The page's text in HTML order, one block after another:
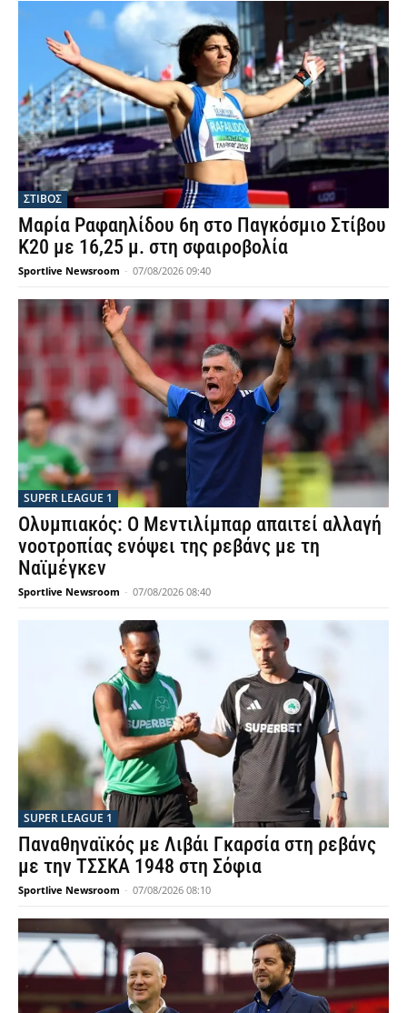
ΣΤΙΒΟΣ
Μαρία Ραφαηλίδου 6η στο Παγκόσμιο Στίβου
Κ20 με 16,25 μ. στη σφαιροβολία
Sportlive Newsroom - 07/08/2026 09:40
SUPER LEAGUE 1
Ολυμπιακός: Ο Μεντιλίμπαρ απαιτεί αλλαγή
νοοτροπίας ενόψει της ρεβάνς με τη
Ναϊμέγκεν
Sportlive Newsroom - 07/08/2026 08:40
SUPER LEAGUE 1
Παναθηναϊκός με Λιβάι Γκαρσία στη ρεβάνς
με την ΤΣΣΚΑ 1948 στη Σόφια
Sportlive Newsroom - 07/08/2026 08:10